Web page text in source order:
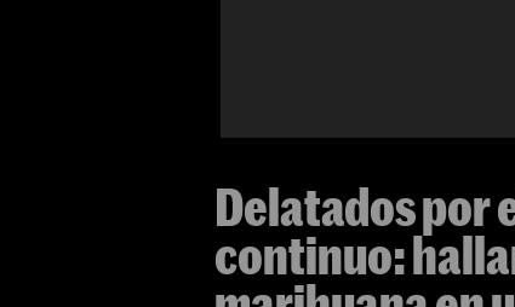
Delatados por
continuo: